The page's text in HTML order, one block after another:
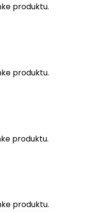
produktu.
produktu.
produktu.
produktu.